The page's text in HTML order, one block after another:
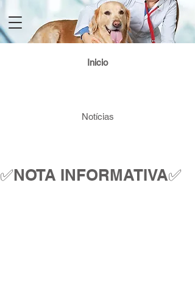
Login / Registre-se
Inicio
Notícias
✅NOTA INFORMATIVA✅